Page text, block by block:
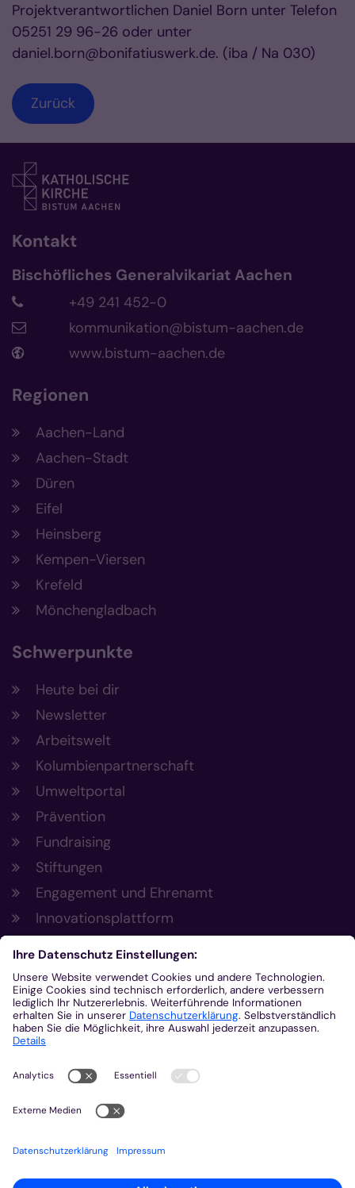
Projektverantwortlichen Daniel Born unter Telefon
05251 29 96-26 oder unter
daniel.born@bonifatiuswerk.de. (iba / Na 030)
Zurück
Kontakt
Bischöfliches Generalvikariat Aachen
+49 241 452-0
kommunikation@bistum-aachen.de
www.bistum-aachen.de
Regionen
Aachen-Land
Aachen-Stadt
Düren
Eifel
Heinsberg
Kempen-Viersen
Krefeld
Mönchengladbach
Schwerpunkte
Heute bei dir
Newsletter
Arbeitswelt
Kolumbienpartnerschaft
Umweltportal
Prävention
Fundraising
Stiftungen
Engagement und Ehrenamt
Innovationsplattform
Aus der Plattform
Nachrichten
Veranstaltungen
Gottesdienste
Stellenangebote
Kirchenzeitung
Amtsblatt (Kirchlicher Anzeiger)
Rechtsdatenbank
Meldestelle gemäß Hinweisgeberschutzgesetz